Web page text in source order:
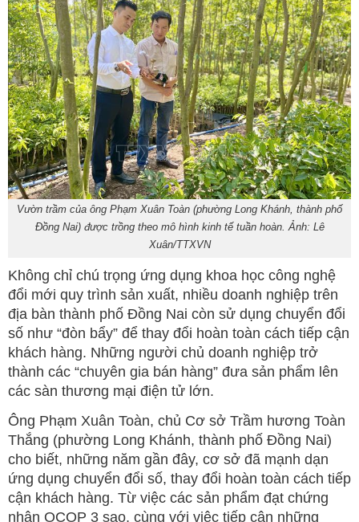
Vườn trầm của ông Phạm Xuân Toàn (phường Long Khánh, thành phố
Đồng Nai) được trồng theo mô hình kinh tế tuần hoàn. Ảnh: Lê
Xuân/TTXVN
Không chỉ chú trọng ứng dụng khoa học công nghệ
đổi mới quy trình sản xuất, nhiều doanh nghiệp trên
địa bàn thành phố Đồng Nai còn sử dụng chuyển đổi
số như “đòn bẩy” để thay đổi hoàn toàn cách tiếp cận
khách hàng. Những người chủ doanh nghiệp trở
thành các “chuyên gia bán hàng” đưa sản phẩm lên
các sàn thương mại điện tử lớn.
Ông Phạm Xuân Toàn, chủ Cơ sở Trầm hương Toàn
Thắng (phường Long Khánh, thành phố Đồng Nai)
cho biết, những năm gần đây, cơ sở đã mạnh dạn
ứng dụng chuyển đổi số, thay đổi hoàn toàn cách tiếp
cận khách hàng. Từ việc các sản phẩm đạt chứng
nhận OCOP 3 sao, cùng với việc tiếp cận những